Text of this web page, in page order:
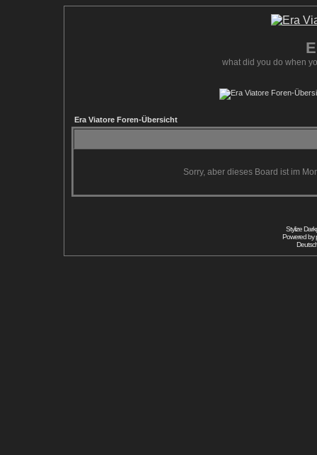
what did you do when
Era Viatore Foren-Übersicht
Sorry, aber dieses Board ist im
Stylize
Powered by